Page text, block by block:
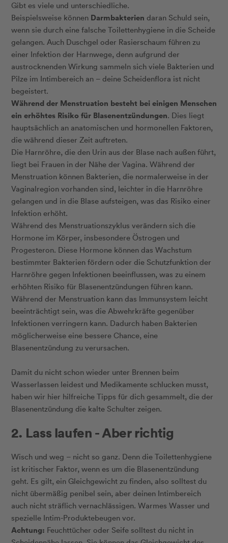
Gibt es viele und unterschiedliche.
Beispielsweise können Darmbakterien daran Schuld sein,
wenn sie durch eine falsche Toilettenhygiene in die Scheide
gelangen. Auch Duschgel oder Rasierschaum führen zu
einer Infektion der Harnwege, denn aufgrund der
austrocknenden Wirkung sammeln sich viele Bakterien und
Pilze im Intimbereich an – deine Scheidenflora ist nicht
begeistert.
Während der Menstruation besteht bei einigen Menschen
ein erhöhtes Risiko für Blasenentzündungen. Dies liegt
hauptsächlich an anatomischen und hormonellen Faktoren,
die während dieser Zeit auftreten.
Die Harnröhre, die den Urin aus der Blase nach außen führt,
liegt bei Frauen in der Nähe der Vagina. Während der
Menstruation können Bakterien, die normalerweise in der
Vaginalregion vorhanden sind, leichter in die Harnröhre
gelangen und in die Blase aufsteigen, was das Risiko einer
Infektion erhöht.
Während des Menstruationszyklus verändern sich die
Hormone im Körper, insbesondere Östrogen und
Progesteron. Diese Hormone können das Wachstum
bestimmter Bakterien fördern oder die Schutzfunktion der
Harnröhre gegen Infektionen beeinflussen, was zu einem
erhöhten Risiko für Blasenentzündungen führen kann.
Während der Menstruation kann das Immunsystem leicht
beeinträchtigt sein, was die Abwehrkräfte gegenüber
Infektionen verringern kann. Dadurch haben Bakterien
möglicherweise eine bessere Chance, eine
Blasenentzündung zu verursachen.
Damit du nicht schon wieder unter Brennen beim
Wasserlassen leidest und Medikamente schlucken musst,
haben wir hier hilfreiche Tipps für dich gesammelt, die der
Blasenentzündung die kalte Schulter zeigen.
2. Lass laufen - Aber richtig
Wisch und weg – nicht so ganz. Denn die Toilettenhygiene
ist kritischer Faktor, wenn es um die Blasenentzündung
geht. Es gilt, ein Gleichgewicht zu finden, also solltest du
nicht übermäßig penibel sein, aber deinen Intimbereich
auch nicht sträflich vernachlässigen. Warmes Wasser und
spezielle Intim-Produktebeugen vor.
Achtung: Feuchttücher oder Seife solltest du nicht in